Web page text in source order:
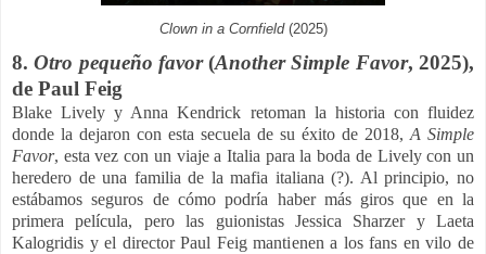
Clown in a Cornfield(2025)
8.Otro pequeño favor(Another Simple Favor, 2025),
de Paul Feig
Blake Lively y Anna Kendrick retoman la historia con fluidez
donde la dejaron con esta secuela de su éxito de 2018,A Simple
Favor, esta vez con un viaje a Italia para la boda de Lively con un
heredero de una familia de la mafia italiana (?). Al principio, no
estábamos seguros de cómo podría haber más giros que en la
primera película, pero las guionistas Jessica Sharzer y Laeta
Kalogridis y el director Paul Feig mantienen a los fans en vilo de